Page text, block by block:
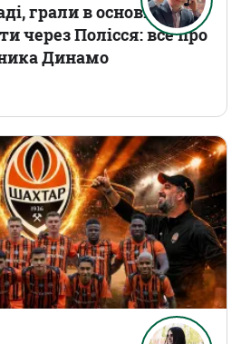
грали в основному
через Полісся: все про
Динамо